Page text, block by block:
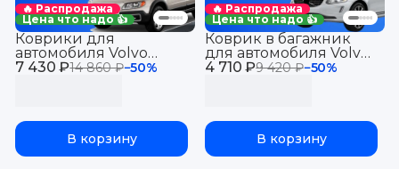
🔥 Распродажа
Цена что надо 👍
7 430 ₽14 860 ₽−50%
Коврики для
автомобиля Volvo
XC70 2 поколение,
В корзину
🔥 Распродажа
Цена что надо 👍
4 710 ₽9 420 ₽−50%
Коврик в багажник
для автомобиля Volvo
XC60 I поколение
В корзину